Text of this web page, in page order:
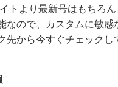
トより最新号はもちろ
なので、カスタムに敏感
先から今すぐチェックし